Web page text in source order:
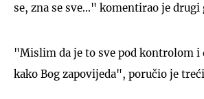
se, zna se sve..." komentirao je drugi
"Mislim da je to sve pod kontrolom i
kako Bog zapovijeda", poručio je